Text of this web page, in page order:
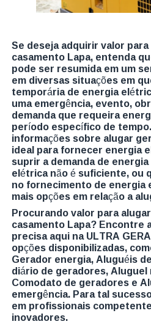
Se deseja adquirir valor
casamento Lapa, entenda
pode ser resumida em um
em diversas situações em
temporária de energia
uma emergência, evento,
demanda que requeira
período específico de
informações sobre alugar
ideal para fornecer energia
suprir a demanda de
elétrica não é suficiente, ou
no fornecimento de energia
mais opções em relação a
Procurando valor para
casamento Lapa? Encontre
precisa aqui na ULTRA
opções disponibilizadas,
Gerador energia, Aluguéis
diário de geradores,
Comodato de geradores e
emergência. Para tal
em profissionais
inovadores.